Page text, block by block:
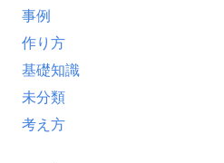
事例
作り方
基礎知識
未分類
考え方